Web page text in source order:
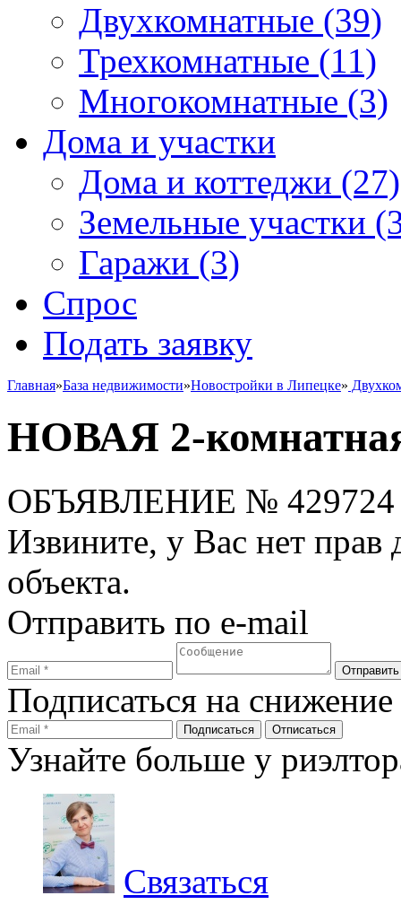
Двухкомнатные (39)
Трехкомнатные (11)
Многокомнатные (3)
Дома и участки
Дома и коттеджи (27)
Земельные участки
Гаражи (3)
Спрос
Подать заявку
Главная»База недвижимости»Новостройки в Липецке»
НОВАЯ 2-
ОБЪЯВЛЕНИЕ № 429724
Извините, у Вас нет прав
объекта.
Отправить по e-mail
Подписаться на
Узнайте больше у
Связаться